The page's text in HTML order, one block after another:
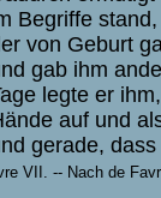
Begriffe
von Geburt
gab ihm
legte er
auf und
gerade,
VII. -- Nach de